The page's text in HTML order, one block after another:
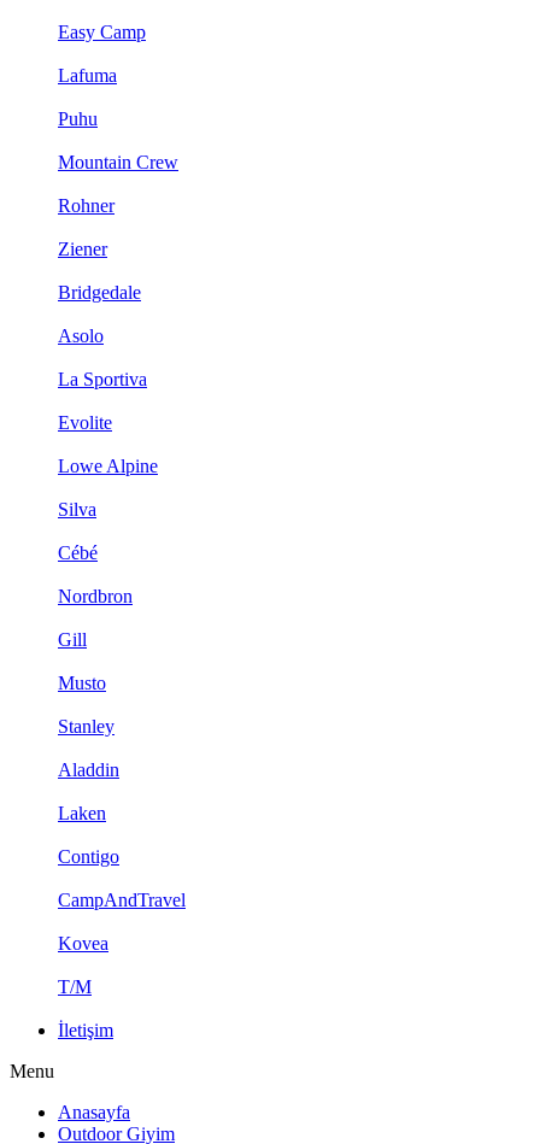
Easy Camp
Lafuma
Puhu
Mountain Crew
Rohner
Ziener
Bridgedale
Asolo
La Sportiva
Evolite
Lowe Alpine
Silva
Cébé
Nordbron
Gill
Musto
Stanley
Aladdin
Laken
Contigo
CampAndTravel
Kovea
T/M
İletişim
Menu
Anasayfa
Outdoor Giyim